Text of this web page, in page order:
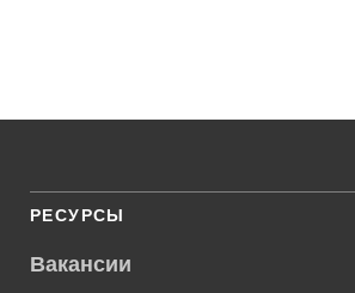
РЕСУРСЫ
Вакансии